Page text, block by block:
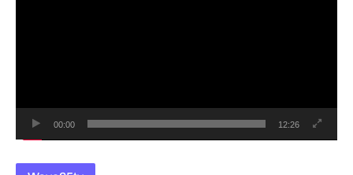
00:00 12:26